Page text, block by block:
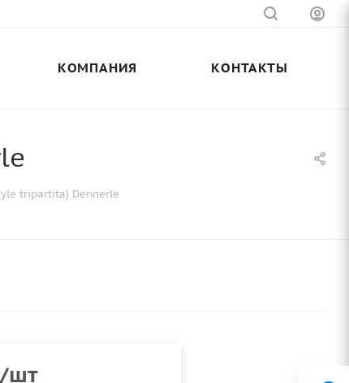
КОМПАНИЯ КОНТАКТЫ
tripartita) Dennerle
/шт